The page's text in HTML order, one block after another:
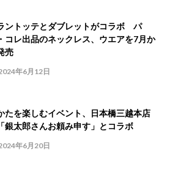
ントッテとダブレットがコラボ パ
コレ出品のネックレス、ウエアを7月か
売
年6月12日
たを楽しむイベント、日本橋三越本店
銀太郎さんお頼み申す」とコラボ
年6月20日